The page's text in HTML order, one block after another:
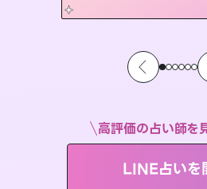
高評価の占い師を
LINE占いを